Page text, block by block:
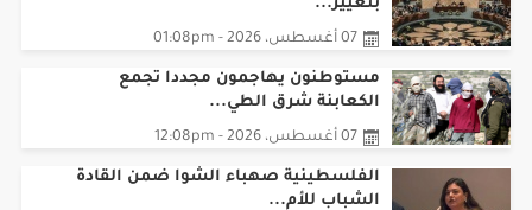
الجامعة العربية: نُحذر من نهج إسرائيل
بتغيير...
07 أغسطس، 2026 - 01:08pm
مستوطنون يهاجمون مجددا تجمع
الكعابنة شرق الطي...
07 أغسطس، 2026 - 12:08pm